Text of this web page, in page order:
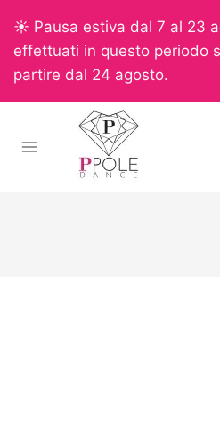
☀️ Pausa estiva dal 7 al 23
effettuati in questo periodo
partire dal 24 agosto.